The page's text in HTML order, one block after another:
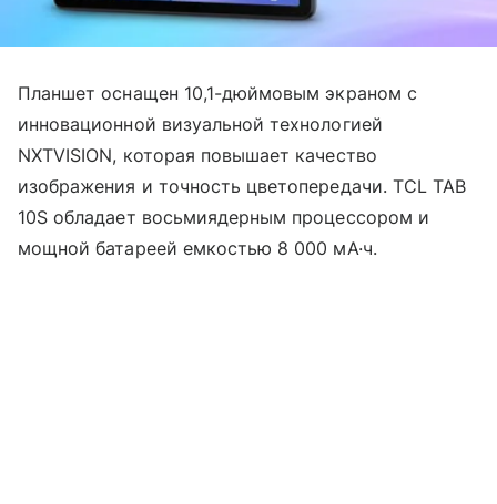
Планшет оснащен 10,1-дюймовым экраном с
инновационной визуальной технологией
NXTVISION, которая повышает качество
изображения и точность цветопередачи. TCL TAB
10S обладает восьмиядерным процессором и
мощной батареей емкостью 8 000 мА·ч.